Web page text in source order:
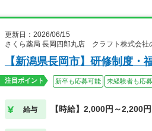
更新日：2026/06/15
さくら薬局 長岡四郎丸店 クラフト株式会社
【新潟県長岡市】研修制度
注目ポイント 新卒も応募可能 未経験者も応
給与 【時給】2,000円～2,200円